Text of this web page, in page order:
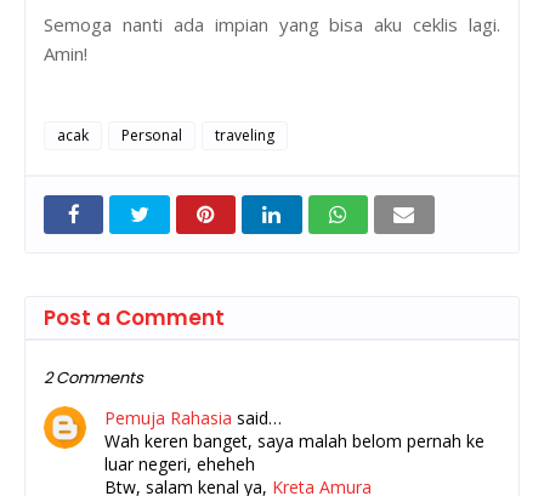
Semoga nanti ada impian yang bisa aku ceklis lagi.
Amin!
acak Personal traveling
Post a Comment
2 Comments
Pemuja Rahasia said…
Wah keren banget, saya malah belom pernah ke
luar negeri, eheheh
Btw, salam kenal ya, Kreta Amura